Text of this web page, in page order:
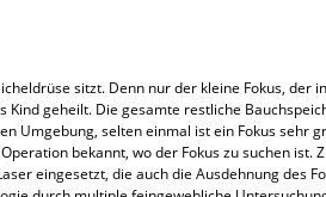
sitzt. Denn nur der kleine Fokus, der
geheilt. Die gesamte restliche
Umgebung, selten einmal ist ein Fokus sehr
bekannt, wo der Fokus zu suchen ist.
eingesetzt, die auch die Ausdehnung des